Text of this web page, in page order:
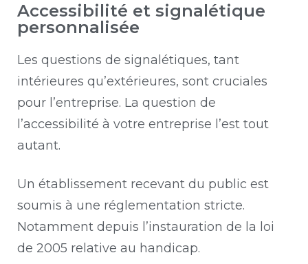
Accessibilité et signalétique
personnalisée
Les questions de signalétiques, tant
intérieures qu’extérieures, sont cruciales
pour l’entreprise. La question de
l’accessibilité à votre entreprise l’est tout
autant.
Un établissement recevant du public est
soumis à une réglementation stricte.
Notamment depuis l’instauration de la loi
de 2005 relative au handicap.